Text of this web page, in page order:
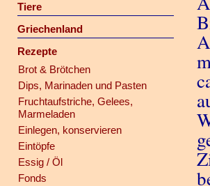
Tiere
Griechenland
Rezepte
Brot & Brötchen
Dips, Marinaden und Pasten
Fruchtaufstriche, Gelees,
Marmeladen
Einlegen, konservieren
Eintöpfe
Essig / Öl
Fonds